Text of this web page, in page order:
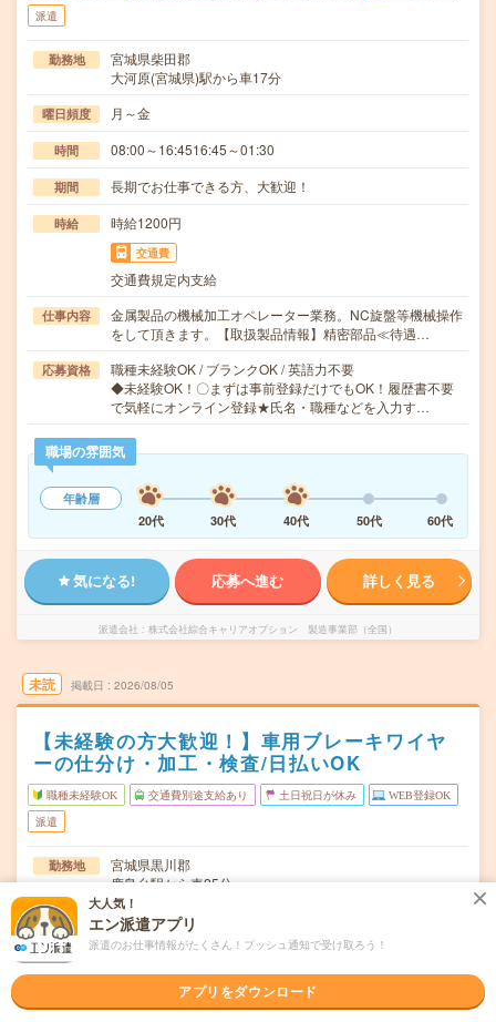
派遣
勤務地
宮城県柴田郡
大河原(宮城県)駅から車17分
曜日頻度 月～金
時間 08:00～16:4516:45～01:30
期間 長期でお仕事できる方、大歓迎！
時給 時給1200円
交通費
交通費規定内支給
仕事内容
金属製品の機械加工オペレーター業務。NC旋盤等機械操作
をして頂きます。【取扱製品情報】精密部品≪待遇…
応募資格
職種未経験OK / ブランクOK / 英語力不要
◆未経験OK！〇まずは事前登録だけでもOK！履歴書不要
で気軽にオンライン登録★氏名・職種などを入力す…
職場の雰囲気
年齢層
20代
30代 40代 50代 60代
気になる! 応募へ進む 詳しく見る
派遣会社 株式会社綜合キャリアオプション 製造事業部（全国）
未読 掲載日 2026/08/05
【未経験の方大歓迎！】車用ブレーキワイヤ
ーの仕分け・加工・検査/日払いOK
職種未経験OK 交通費別途支給あり 土日祝日が休み WEB登録OK
派遣
勤務地
宮城県黒川郡
鹿島台駅から車25分
曜日頻度 月～金
時間 08:00～17:00
長期でお仕事できる方、大歓迎！
大人気！
エン派遣アプリ
派遣のお仕事情報がたくさん！プッシュ通知で受け取ろう！
アプリをダウンロード